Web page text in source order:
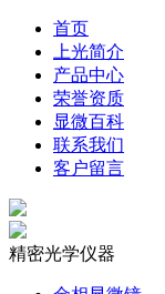
首页
上光简介
产品中心
荣誉资质
显微百科
联系我们
客户留言
精密光学仪器